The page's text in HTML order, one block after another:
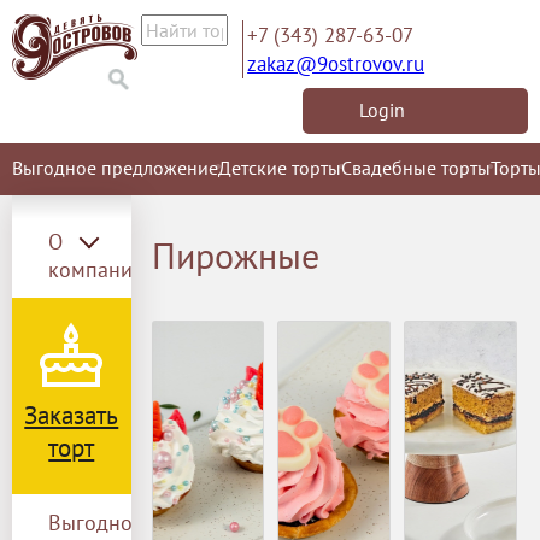
+7 (343) 287-63-07
zakaz@9ostrovov.ru
Login
Выгодное предложениеДетские тортыСвадебные торты
О
компании
Заказать
торт
Выгодное
Пирожные